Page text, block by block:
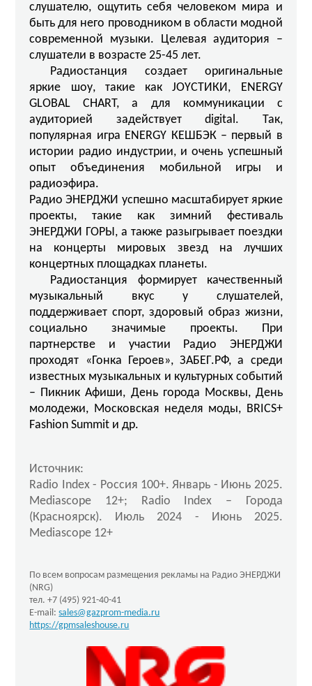
слушателю, ощутить себя человеком мира и
быть для него проводником в области модной
современной музыки. Целевая аудитория –
слушатели в возрасте 25-45 лет.
Радиостанция создает оригинальные
яркие шоу, такие как JOYСТИКИ, ENERGY
GLOBAL CHART, а для коммуникации с
аудиторией задействует digital. Так,
популярная игра ENERGY КЕШБЭК – первый в
истории радио индустрии, и очень успешный
опыт объединения мобильной игры и
радиоэфира.
Радио ЭНЕРДЖИ успешно масштабирует яркие
проекты, такие как зимний фестиваль
ЭНЕРДЖИ ГОРЫ, а также разыгрывает поездки
на концерты мировых звезд на лучших
концертных площадках планеты.
Радиостанция формирует качественный
музыкальный вкус у слушателей,
поддерживает спорт, здоровый образ жизни,
социально значимые проекты. При
партнерстве и участии Радио ЭНЕРДЖИ
проходят «Гонка Героев», ЗАБЕГ.РФ, а среди
известных музыкальных и культурных событий
– Пикник Афиши, День города Москвы, День
молодежи, Московская неделя моды, BRICS+
Fashion Summit и др.
Источник:
Radio Index - Россия 100+. Январь - Июнь 2025.
Mediascope 12+; Radio Index – Города
(Красноярск). Июль 2024 - Июнь 2025.
Mediascope 12+
По всем вопросам размещения рекламы на Радио ЭНЕРДЖИ
(NRG)
тел. +7 (495) 921-40-41
E-mail:sales@gazprom-media.ru
https://gpmsaleshouse.ru